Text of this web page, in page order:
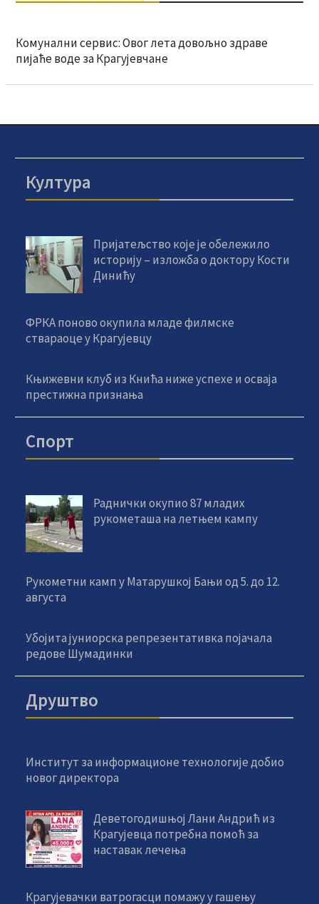
Комунални сервис: Овог лета довољно здраве
пијаће воде за Крагујевчане
Култура
Пријатељство које је обележило
историју – изложба о доктору Кости
Динићу
ФРКА поново окупила младе филмске
ствараоце у Крагујевцу
Књижевни клуб из Кнића ниже успехе и осваја
престижна признања
Спорт
Раднички окупио 87 младих
рукометаша на летњем кампу
Рукометни камп у Матарушкој Бањи од 5. до 12.
августа
Убојита јуниорска репрезентативка појачала
редове Шумадинки
Друштво
Институт за информационе технологије добио
новог директора
Деветогодишњој Лани Андрић из
Крагујевца потребна помоћ за
наставак лечења
Крагујевачки ватрогасци помажу у гашењу